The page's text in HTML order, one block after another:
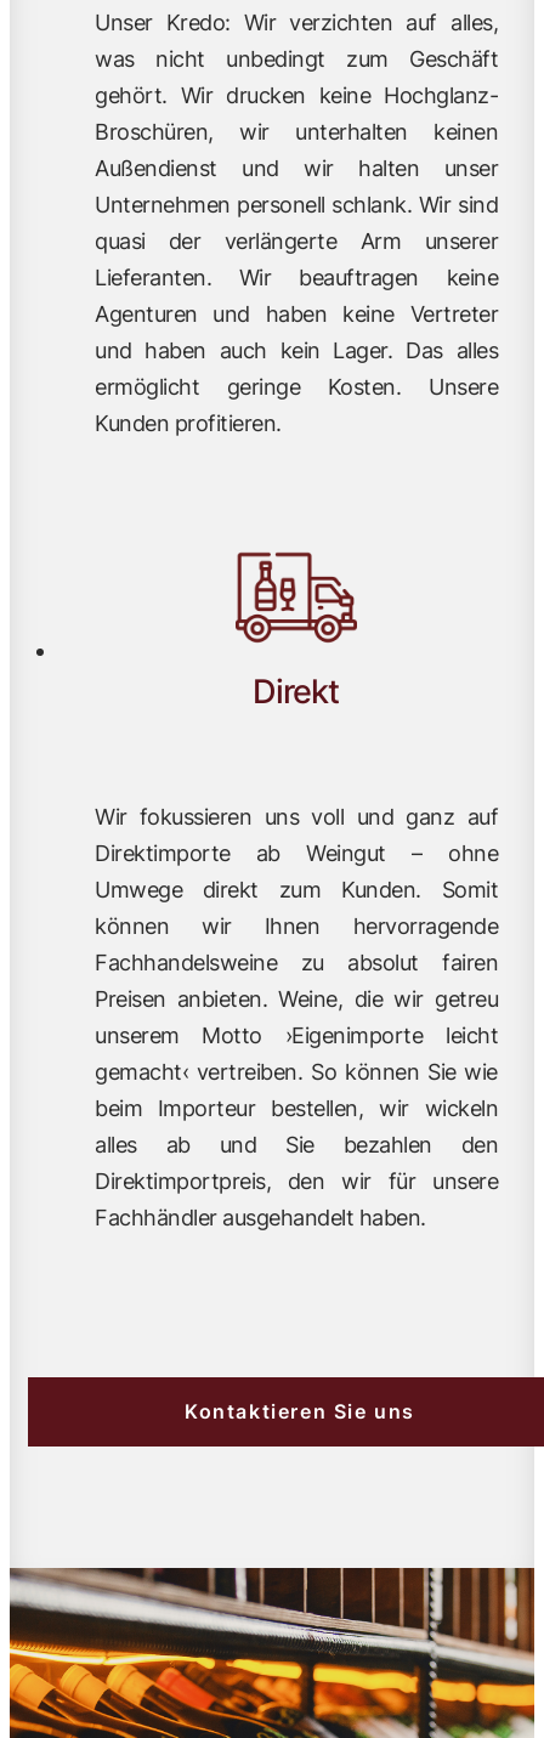
Unser Kredo: Wir verzichten auf alles,
was nicht unbedingt zum Geschäft
gehört. Wir drucken keine Hochglanz-
Broschüren, wir unterhalten keinen
Außendienst und wir halten unser
Unternehmen personell schlank. Wir sind
quasi der verlängerte Arm unserer
Lieferanten. Wir beauftragen keine
Agenturen und haben keine Vertreter
und haben auch kein Lager. Das alles
ermöglicht geringe Kosten. Unsere
Kunden profitieren.
Direkt
Wir fokussieren uns voll und ganz auf
Direktimporte ab Weingut – ohne
Umwege direkt zum Kunden. Somit
können wir Ihnen hervorragende
Fachhandelsweine zu absolut fairen
Preisen anbieten. Weine, die wir getreu
unserem Motto ›Eigenimporte leicht
gemacht‹ vertreiben. So können Sie wie
beim Importeur bestellen, wir wickeln
alles ab und Sie bezahlen den
Direktimportpreis, den wir für unsere
Fachhändler ausgehandelt haben.
Kontaktieren Sie uns